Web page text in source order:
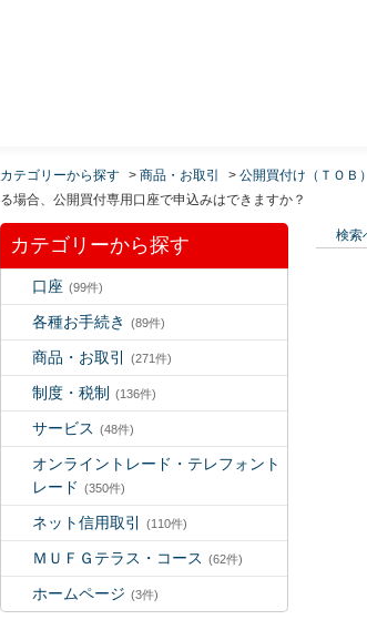
カテゴリーから探す > 商品・お取引 > 公開買付け（ＴＯＢ）
る場合、公開買付専用口座で申込みはできますか？
カテゴリーから探す
口座 (99件)
各種お手続き (89件)
商品・お取引 (271件)
制度・税制 (136件)
サービス (48件)
オンライントレード・テレフォント
レード (350件)
ネット信用取引 (110件)
ＭＵＦＧテラス・コース (62件)
ホームページ (3件)
検索